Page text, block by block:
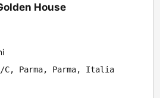
House
Parma, Parma, Italia